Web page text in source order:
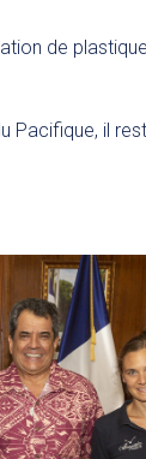
de
Pacifique, il